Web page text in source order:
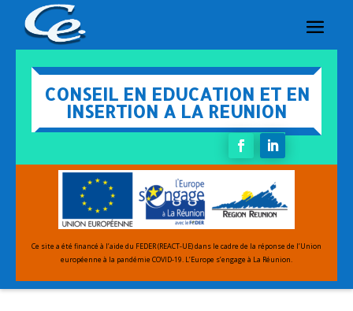
CONSEIL EN EDUCATION ET EN
INSERTION A LA REUNION
Ce site a été financé à l’aide du FEDER (REACT-UE) dans le cadre de la réponse de l’Union
européenne à la pandémie COVID-19. L’Europe s’engage à La Réunion.